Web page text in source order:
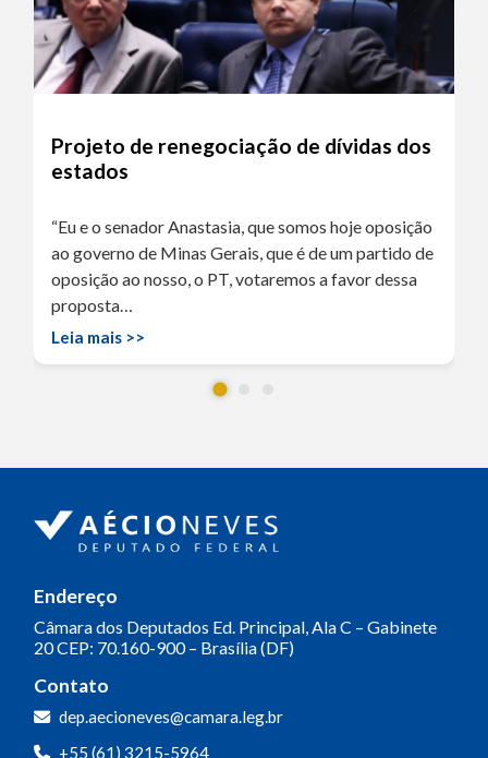
Projeto de renegociação de dívidas dos
estados
“Eu e o senador Anastasia, que somos hoje oposição
ao governo de Minas Gerais, que é de um partido de
oposição ao nosso, o PT, votaremos a favor dessa
proposta…
Leia mais >>
Endereço
Câmara dos Deputados Ed. Principal, Ala C – Gabinete
20CEP: 70.160-900 – Brasília (DF)
Contato
dep.aecioneves@camara.leg.br
+55 (61) 3215-5964